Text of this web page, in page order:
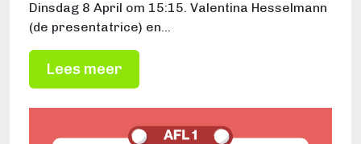
Dinsdag 8 April om 15:15. Valentina Hesselmann
(de presentatrice) en…
Lees meer